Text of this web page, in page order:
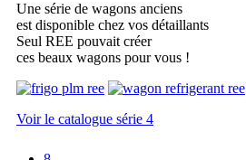
Une série de wagons anciens
est disponible chez vos détaillants
Seul REE pouvait créer
ces beaux wagons pour vous !
Voir le catalogue série 4